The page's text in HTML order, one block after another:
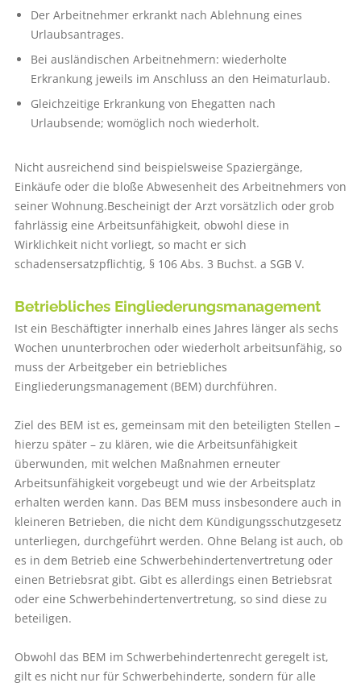
Der Arbeitnehmer erkrankt nach Ablehnung eines
Urlaubsantrages.
Bei ausländischen Arbeitnehmern: wiederholte
Erkrankung jeweils im Anschluss an den Heimaturlaub.
Gleichzeitige Erkrankung von Ehegatten nach
Urlaubsende; womöglich noch wiederholt.
Nicht ausreichend sind beispielsweise Spaziergänge,
Einkäufe oder die bloße Abwesenheit des Arbeitnehmers von
seiner Wohnung.Bescheinigt der Arzt vorsätzlich oder grob
fahrlässig eine Arbeitsunfähigkeit, obwohl diese in
Wirklichkeit nicht vorliegt, so macht er sich
schadensersatzpflichtig, § 106 Abs. 3 Buchst. a SGB V.
Betriebliches ­Eingliederungsmanagement
Ist ein Beschäftigter innerhalb eines Jahres länger als sechs
Wochen ununterbrochen oder wiederholt arbeitsunfähig, so
muss der Arbeitgeber ein betriebliches
Eingliederungsmanagement (BEM) durchführen.
Ziel des BEM ist es, gemeinsam mit den beteiligten Stellen –
hierzu später – zu klären, wie die Arbeitsunfähigkeit
überwunden, mit welchen Maßnahmen erneuter
Arbeitsunfähigkeit vorgebeugt und wie der Arbeitsplatz
erhalten werden kann. Das BEM muss insbesondere auch in
kleineren Betrieben, die nicht dem Kündigungsschutzgesetz
unterliegen, durchgeführt werden. Ohne Belang ist auch, ob
es in dem Betrieb eine Schwerbehindertenvertretung oder
einen Betriebsrat gibt. Gibt es allerdings einen Betriebsrat
oder eine Schwerbehindertenvertretung, so sind diese zu
beteiligen.
Obwohl das BEM im Schwerbehindertenrecht geregelt ist,
gilt es nicht nur für Schwerbehinderte, sondern für alle